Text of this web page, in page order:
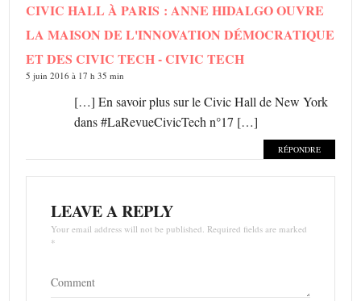
CIVIC HALL À PARIS : ANNE HIDALGO OUVRE
LA MAISON DE L'INNOVATION DÉMOCRATIQUE
ET DES CIVIC TECH - CIVIC TECH
5 juin 2016 à 17 h 35 min
[…] En savoir plus sur le Civic Hall de New York
dans #LaRevueCivicTech n°17 […]
RÉPONDRE
LEAVE A REPLY
Your email address will not be published. Required fields are marked
*